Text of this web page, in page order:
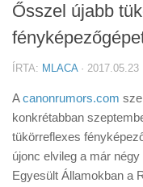
Cikkek
Szoftver
Tudástár
Tanácsok
Érdekességek
Ősszel újabb
ÍRTA: MLACA· 2017.05.23
Acanonrumors.com
konkrétabban
tükörreflexes
újonc elvileg a már
Egyesült Államokban a